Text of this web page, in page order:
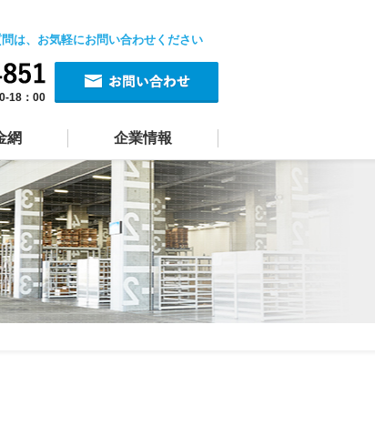
は、お気軽にお問い合わせください
：00
網 企業情報